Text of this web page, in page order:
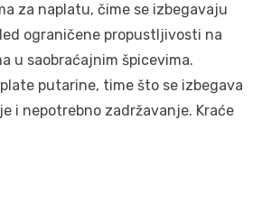
za naplatu, čime se izbegavaju
ograničene propustljivosti na
u saobraćajnim špicevima.
putarine, time što se izbegava
i nepotrebno zadržavanje. Kraće